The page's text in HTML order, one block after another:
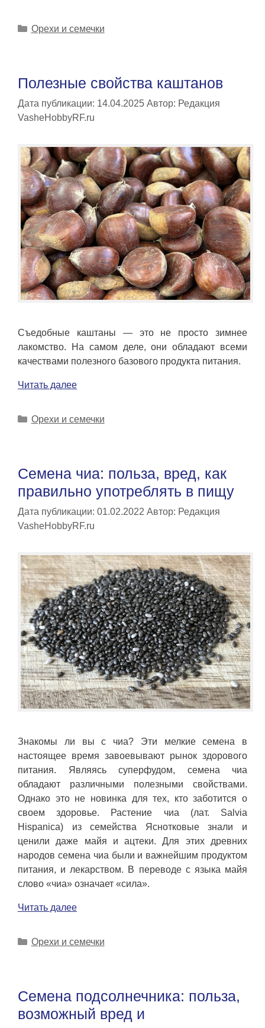
Рубрики
Орехи и семечки
Полезные свойства каштанов
Дата публикации: 14.04.2025 Автор: Редакция
VasheHobbyRF.ru
Съедобные каштаны — это не просто зимнее
лакомство. На самом деле, они обладают всеми
качествами полезного базового продукта питания.
Читать далее
Рубрики
Орехи и семечки
Семена чиа: польза, вред, как
правильно употреблять в пищу
Дата публикации: 01.02.2022 Автор: Редакция
VasheHobbyRF.ru
Знакомы ли вы с чиа? Эти мелкие семена в
настоящее время завоевывают рынок здорового
питания. Являясь суперфудом, семена чиа
обладают различными полезными свойствами.
Однако это не новинка для тех, кто заботится о
своем здоровье. Растение чиа (лат. Salvia
Hispanica) из семейства Яснотковые знали и
ценили даже майя и ацтеки. Для этих древних
народов семена чиа были и важнейшим продуктом
питания, и лекарством. В переводе с языка майя
слово «чиа» означает «сила».
Читать далее
Рубрики
Орехи и семечки
Семена подсолнечника: польза,
возможный вред и